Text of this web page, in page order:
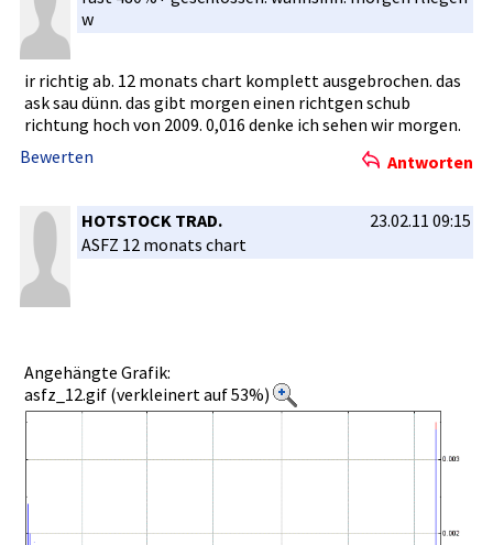
w
ir richtig ab. 12 monats chart komplett ausgebroch­en. das
ask sau dünn. das gibt morgen einen richtgen schub
richtung hoch von 2009. 0,016 denke ich sehen wir morgen.
Bewerten
Antworten
HOTSTOCK TRAD.
23.02.11 09:15
ASFZ 12 monats chart
Angehängte Grafik:
asfz_12.gif (verkleinert auf 53%)